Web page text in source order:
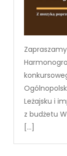
Leżajsku i
z budżetu
[…]